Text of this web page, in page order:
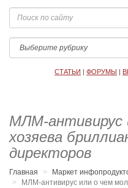
СТАТЬИ | ФОРУМЫ |
МЛМ-антивирус
хозяева
директоров
Главная Маркет
МЛМ-антивирус или о чем